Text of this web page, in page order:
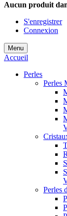
Aucun produit
S'enregistrer
Connexion
Menu
Accueil
Perles
Perles